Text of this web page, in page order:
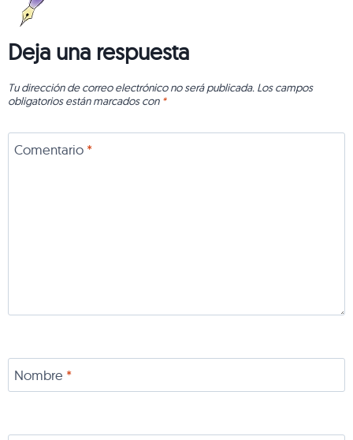
Deja una respuesta
Tu dirección de correo electrónico no será publicada. Los campos
obligatorios están marcados con *
Comentario *
Nombre *